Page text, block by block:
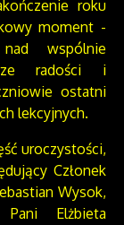
roku
moment -
wspólnie
radości i
ostatni
lekcyjnych.
uroczystości,
Członek
Wysok,
Elżbieta